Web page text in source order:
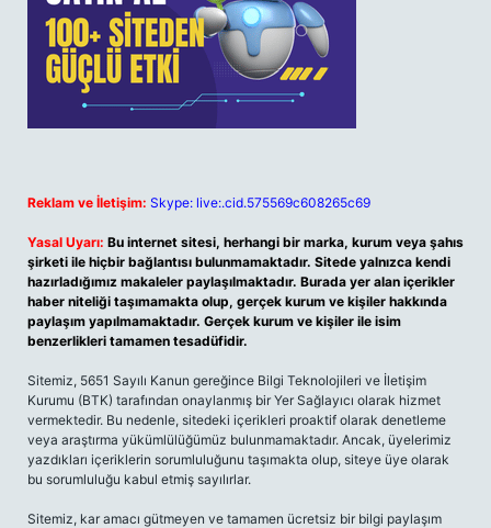
Reklam ve İletişim: Skype: live:.cid.575569c608265c69
Yasal Uyarı: Bu internet sitesi, herhangi bir marka, kurum veya şahıs
şirketi ile hiçbir bağlantısı bulunmamaktadır. Sitede yalnızca kendi
hazırladığımız makaleler paylaşılmaktadır. Burada yer alan içerikler
haber niteliği taşımamakta olup, gerçek kurum ve kişiler hakkında
paylaşım yapılmamaktadır. Gerçek kurum ve kişiler ile isim
benzerlikleri tamamen tesadüfidir.
Sitemiz, 5651 Sayılı Kanun gereğince Bilgi Teknolojileri ve İletişim
Kurumu (BTK) tarafından onaylanmış bir Yer Sağlayıcı olarak hizmet
vermektedir. Bu nedenle, sitedeki içerikleri proaktif olarak denetleme
veya araştırma yükümlülüğümüz bulunmamaktadır. Ancak, üyelerimiz
yazdıkları içeriklerin sorumluluğunu taşımakta olup, siteye üye olarak
bu sorumluluğu kabul etmiş sayılırlar.
Sitemiz, kar amacı gütmeyen ve tamamen ücretsiz bir bilgi paylaşım